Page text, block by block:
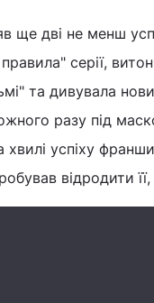
ще дві не менш
серії,
та дивувала
разу під
успіху
відродити